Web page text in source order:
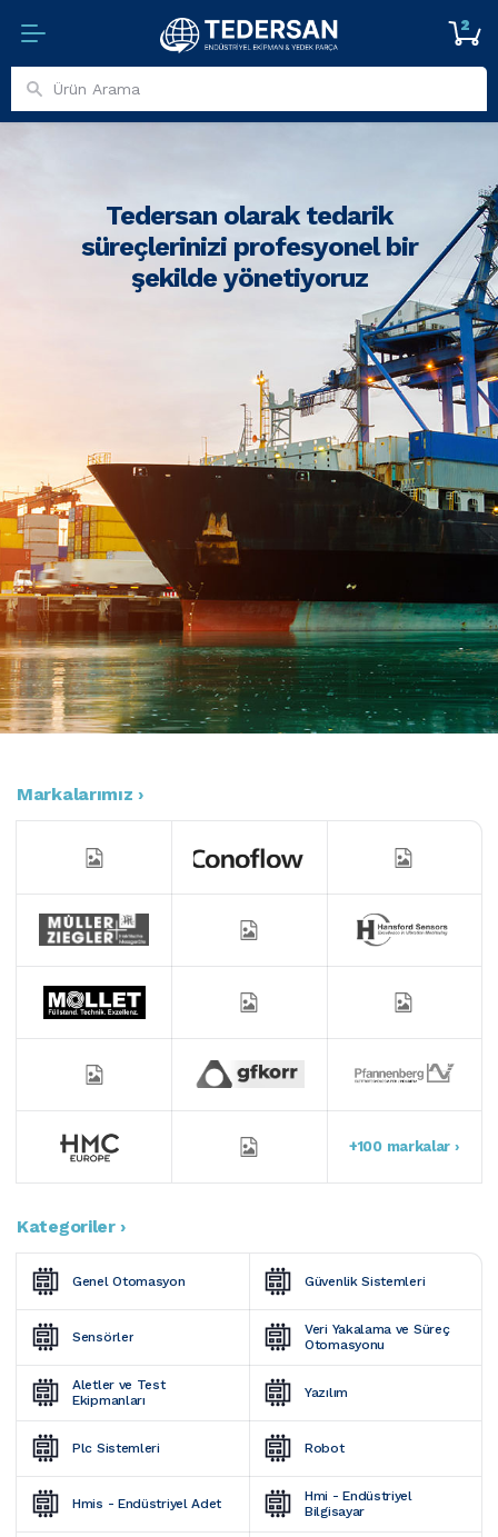
2
Tedersan olarak tedarik
süreçlerinizi profesyonel bir
şekilde yönetiyoruz
Markalarımız ›
+100 markalar ›
Kategoriler ›
Genel Otomasyon Güvenlik Sistemleri
Sensörler
Veri Yakalama ve Süreç
Otomasyonu
Aletler ve Test
Ekipmanları
Yazılım
Plc Sistemleri Robot
Hmis - Endüstriyel Adet
Hmi - Endüstriyel
Bilgisayar